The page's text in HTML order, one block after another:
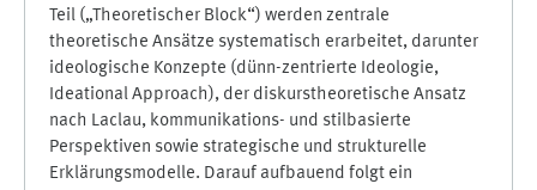
Teil („Theoretischer Block“) werden zentrale
theoretische Ansätze systematisch erarbeitet, darunter
ideologische Konzepte (dünn-zentrierte Ideologie,
Ideational Approach), der diskurstheoretische Ansatz
nach Laclau, kommunikations- und stilbasierte
Perspektiven sowie strategische und strukturelle
Erklärungsmodelle. Darauf aufbauend folgt ein